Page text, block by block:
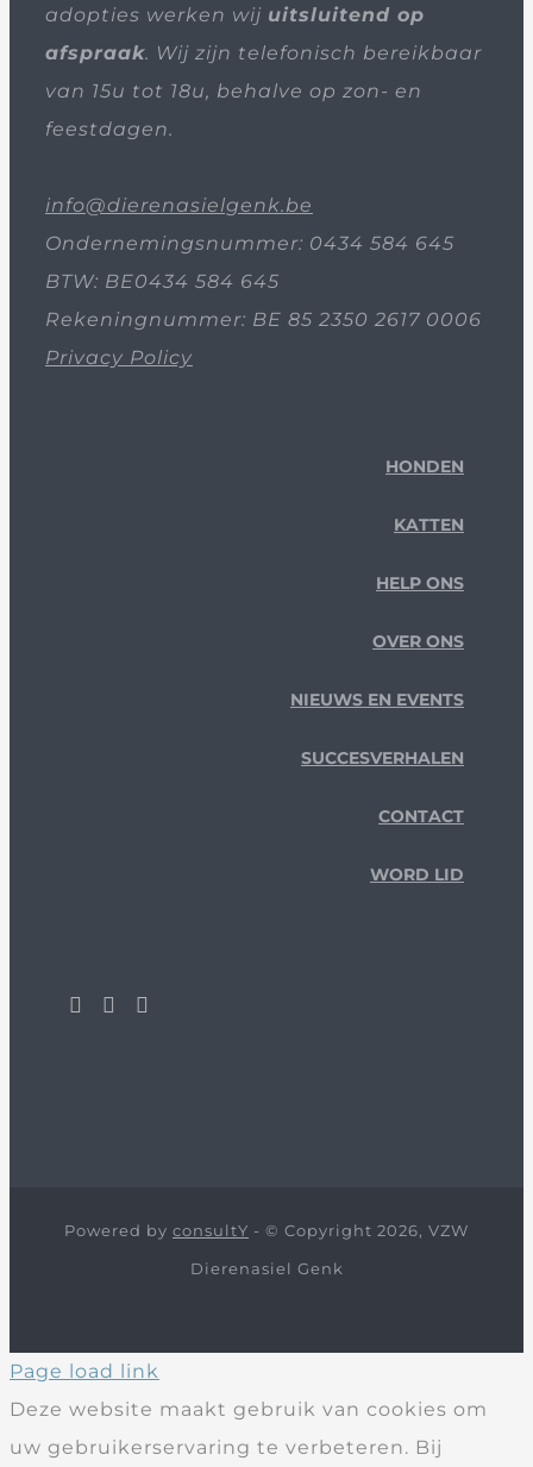
adopties werken wij uitsluitend op
afspraak. Wij zijn telefonisch bereikbaar
van 15u tot 18u, behalve op zon- en
feestdagen.
info@dierenasielgenk.be
Ondernemingsnummer: 0434 584 645
BTW: BE0434 584 645
Rekeningnummer: BE 85 2350 2617 0006
Privacy Policy
HONDEN
KATTEN
HELP ONS
OVER ONS
NIEUWS EN EVENTS
SUCCESVERHALEN
CONTACT
WORD LID
Powered by consultY - © Copyright 2026, VZW
Dierenasiel Genk
Page load link
Deze website maakt gebruik van cookies om
uw gebruikerservaring te verbeteren. Bij